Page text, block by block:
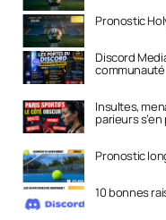
Pronostic
Discord
communauté
Insultes,
parieurs
Pronostic
10 bonnes